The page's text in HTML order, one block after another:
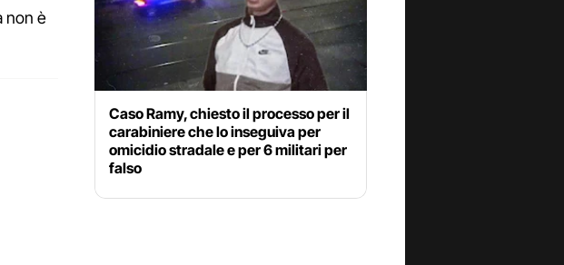
non è
Caso Ramy, chiesto il processo per il
carabiniere che lo inseguiva per
omicidio stradale e per 6 militari per
falso